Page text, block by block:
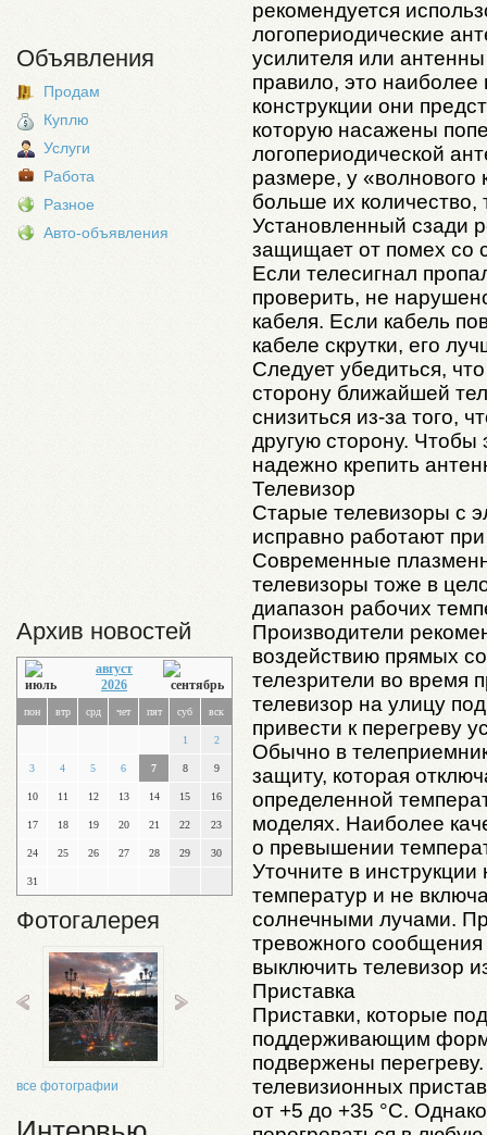
Объявления
Продам
Куплю
Услуги
Работа
Разное
Авто-объявления
Архив новостей
август
2026
пон втр срд чет пят суб вск
1 2
3 4 5 6 7 8 9
10 11 12 13 14 15 16
17 18 19 20 21 22 23
24 25 26 27 28 29 30
31
Фотогалерея
все фотографии
рекомендуется
логопериодические
усилителя или
правило, это
конструкции они
которую насажены
логопериодической
размере, у
больше их
Установленный сзади
защищает от помех со
Если телесигнал
проверить, не
кабеля. Если кабель
кабеле скрутки, его
Следует убедиться,
сторону ближайшей
снизиться из-за того,
другую сторону.
надежно крепить
Телевизор
Старые телевизоры с
исправно работают
Современные
телевизоры тоже в
диапазон рабочих
Производители
воздействию прямых
телезрители во время
телевизор на улицу
привести к перегреву
Обычно в
защиту, которая
определенной
моделях. Наиболее
о превышении
Уточните в инструкции
температур и не
солнечными лучами.
тревожного
выключить телевизор
Приставка
Приставки, которые
поддерживающим
подвержены
телевизионных
от +5 до +35 °С.